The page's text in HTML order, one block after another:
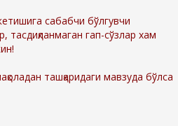
сабабчи бўлгувчи
тасдиқланмаган гап-сўзлар хам
ташқаридаги мавзуда бўлса